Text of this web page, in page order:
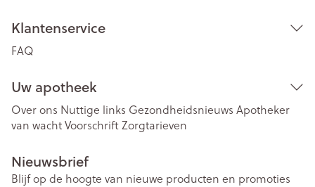
Klantenservice
FAQ
Uw apotheek
Over ons Nuttige links Gezondheidsnieuws Apotheker
van wachtVoorschriftZorgtarieven
Nieuwsbrief
Blijf op de hoogte van nieuwe producten en promoties